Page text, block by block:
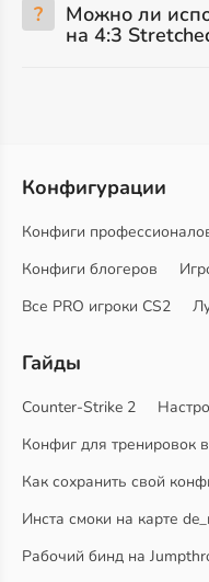
? Можно ли
на 4:3
Конфигурации
Конфиги
Конфиги блогеров
Все PRO игроки CS2
Гайды
Counter-Strike 2
Конфиг для тренировок
Как сохранить свой
Инста смоки на карте
Рабочий бинд на